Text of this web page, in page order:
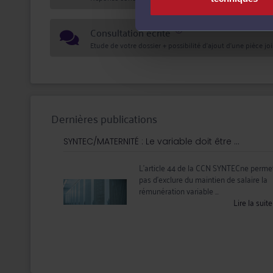
Consultation écrite
Etude de votre dossier + possibilité d'ajout d'une pièce
Dernières publications
SYNTEC/MATERNITÉ : Le variable doit être ...
L’article 44 de la CCN SYNTECne
pas d’exclure du maintien de salaire la
rémunération variable ...
Lire la suite